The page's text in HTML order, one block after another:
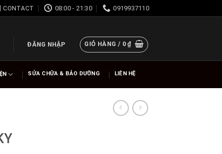
CONTACT 08:00 - 21:30 0919937110
ĐĂNG NHẬP GIỎ HÀNG / 0₫
SỬA CHỮA & BẢO DƯỠNG LIÊN HỆ